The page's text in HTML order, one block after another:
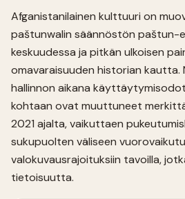
Afganistanilainen kulttuuri on
paštunwalin säännöstön paštun-
keskuudessa ja pitkän ulkoisen
omavaraisuuden historian kautta.
hallinnon aikana
kohtaan ovat muuttuneet
2021 ajalta, vaikuttaen
sukupuolten väliseen
valokuvausrajoituksiin tavoilla,
tietoisuutta.